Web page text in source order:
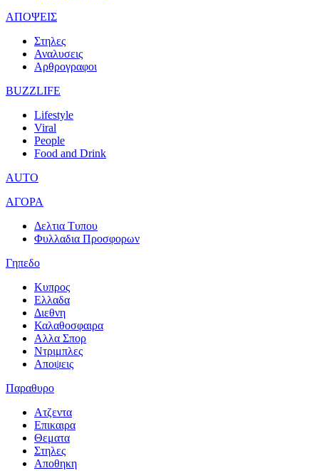
ΑΠΟΨΕΙΣ
Στηλες
Αναλυσεις
Αρθρογραφοι
BUZZLIFE
Lifestyle
Viral
People
Food and Drink
AUTO
ΑΓΟΡΑ
Δελτια Τυπου
Φυλλαδια Προσφορων
Γηπεδο
Κυπρος
Ελλαδα
Διεθνη
Καλαθοσφαιρα
Αλλα Σπορ
Ντριμπλες
Αποψεις
Παραθυρο
Ατζεντα
Επικαιρα
Θεματα
Στηλες
Αποθηκη